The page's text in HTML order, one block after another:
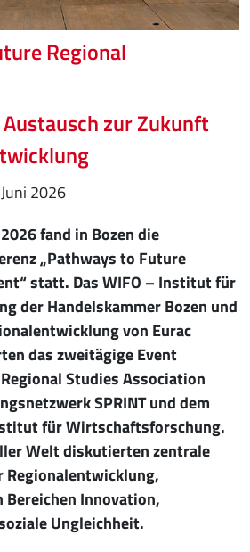
Regional
zur Zukunft
2026
fand in Bozen die
„Pathways to Future
statt. Das WIFO – Institut für
der Handelskammer Bozen und
von Eurac
das zweitägige Event
Studies Association
SPRINT und dem
für Wirtschaftsforschung.
Welt diskutierten zentrale
Regionalentwicklung,
Bereichen Innovation,
Ungleichheit.